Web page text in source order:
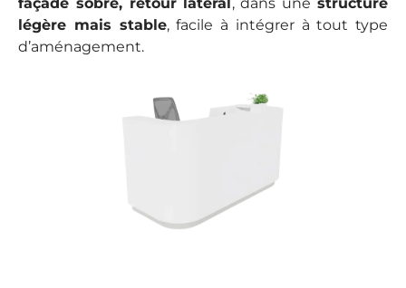
légère mais stable, facile à intégrer à tout type
d’aménagement.